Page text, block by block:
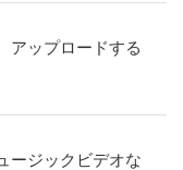
アップロードする
ージックビデオな